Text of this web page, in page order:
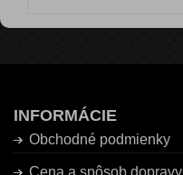
INFORMÁCIE
Obchodné podmienky
Cena a spôsob dopravy